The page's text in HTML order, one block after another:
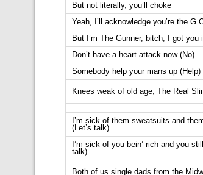
But not literally, you’ll choke
Yeah, I’ll acknowledge you’re the
But I’m The Gunner, bitch, I got you
Don’t have a heart attack now (No)
Somebody help your mans up (Help)
Knees weak of old age, The Real
I’m sick of them sweatsuits and
(Let’s talk)
I’m sick of you bein’ rich and you
talk)
Both of us single dads from the